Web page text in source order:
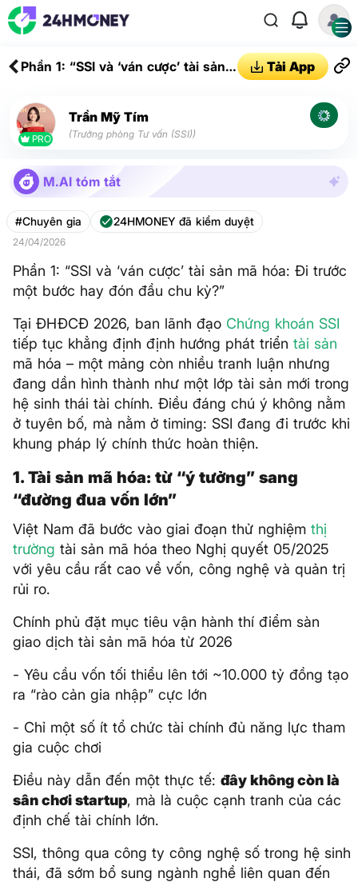
Phần 1: “SSI và ‘ván cược’ tài sản
đón đầu chu kỳ?”
Tải App
PRO
Trần Mỹ Tím
(Trưởng phòng Tư vấn (SSI))
M.AI tóm tắt
#Chuyên gia 24HMONEY đã kiểm duyệt
24/04/2026
Phần 1: “SSI và ‘ván cược’ tài sản mã hóa: Đi trước
một bước hay đón đầu chu kỳ?”
Tại ĐHĐCĐ 2026, ban lãnh đạo Chứng khoán SSI
tiếp tục khẳng định định hướng phát triển tài sản
mã hóa – một mảng còn nhiều tranh luận nhưng
đang dần hình thành như một lớp tài sản mới trong
hệ sinh thái tài chính. Điều đáng chú ý không nằm
ở tuyên bố, mà nằm ở timing: SSI đang đi trước khi
khung pháp lý chính thức hoàn thiện.
1. Tài sản mã hóa: từ “ý tưởng” sang
“đường đua vốn lớn”
Việt Nam đã bước vào giai đoạn thử nghiệm thị
trường tài sản mã hóa theo Nghị quyết 05/2025
với yêu cầu rất cao về vốn, công nghệ và quản trị
rủi ro.
Chính phủ đặt mục tiêu vận hành thí điểm sàn
giao dịch tài sản mã hóa từ 2026
- Yêu cầu vốn tối thiểu lên tới ~10.000 tỷ đồng tạo
ra “rào cản gia nhập” cực lớn
- Chỉ một số ít tổ chức tài chính đủ năng lực tham
gia cuộc chơi
Điều này dẫn đến một thực tế: đây không còn là
sân chơi startup, mà là cuộc cạnh tranh của các
định chế tài chính lớn.
SSI, thông qua công ty công nghệ số trong hệ sinh
thái, đã sớm bổ sung ngành nghề liên quan đến